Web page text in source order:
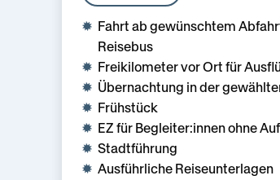
Fahrt ab gewünsch­tem
Reisebus
Freikilometer vor Ort für
Übernachtung in der
Frühstück
EZ für Begleiter:innen ohne
Stadtführung
Ausführliche Reiseunterlagen